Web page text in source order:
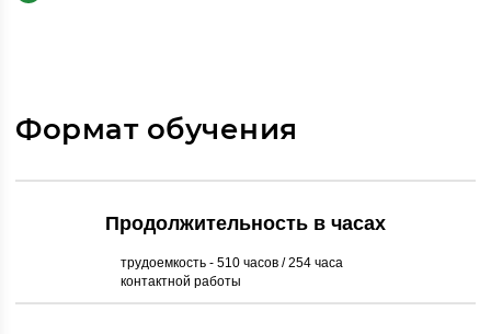
Формат обучения
Продолжительность в часах
трудоемкость - 510 часов / 254 часа
контактной работы